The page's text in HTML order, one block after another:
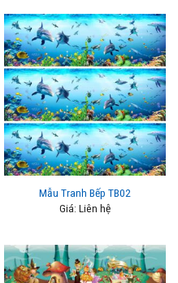
Mẫu Tranh Bếp TB02
Giá: Liên hệ